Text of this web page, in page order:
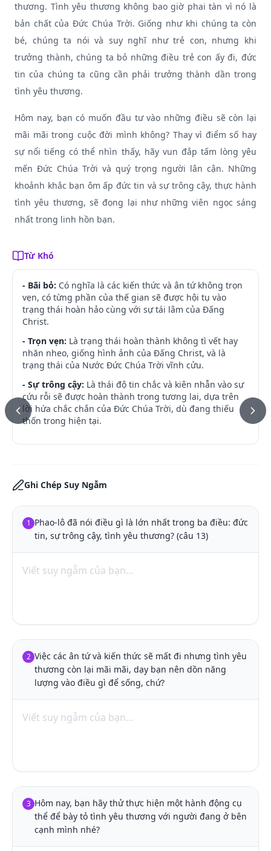
thương. Tình yêu thương không bao giờ phai tàn vì nó là
bản chất của Đức Chúa Trời. Giống như khi chúng ta còn
bé, chúng ta nói và suy nghĩ như trẻ con, nhưng khi
trưởng thành, chúng ta bỏ những điều trẻ con ấy đi, đức
tin của chúng ta cũng cần phải trưởng thành dần trong
tình yêu thương.
Hôm nay, bạn có muốn đầu tư vào những điều sẽ còn lại
mãi mãi trong cuộc đời mình không? Thay vì điểm số hay
sự nổi tiếng có thể nhìn thấy, hãy vun đắp tấm lòng yêu
mến Đức Chúa Trời và quý trọng người lân cận. Những
khoảnh khắc bạn ôm ấp đức tin và sự trông cậy, thực hành
tình yêu thương, sẽ đọng lại như những viên ngọc sáng
nhất trong linh hồn bạn.
Từ Khó
- Bãi bỏ: Có nghĩa là các kiến thức và ân tứ không trọn
vẹn, có từng phần của thế gian sẽ được hội tụ vào
trạng thái hoàn hảo cùng với sự tái lâm của Đấng
Christ.
- Trọn vẹn: Là trạng thái hoàn thành không tì vết hay
nhăn nheo, giống hình ảnh của Đấng Christ, và là
trạng thái của Nước Đức Chúa Trời vĩnh cửu.
- Sự trông cậy: Là thái độ tin chắc và kiên nhẫn vào sự
cứu rỗi sẽ được hoàn thành trong tương lai, dựa trên
lời hứa chắc chắn của Đức Chúa Trời, dù đang thiếu
thốn trong hiện tại.
Ghi Chép Suy Ngẫm
1 Phao-lô đã nói điều gì là lớn nhất trong ba điều: đức
tin, sự trông cậy, tình yêu thương? (câu 13)
2 Việc các ân tứ và kiến thức sẽ mất đi nhưng tình yêu
thương còn lại mãi mãi, dạy bạn nên dồn năng
lượng vào điều gì để sống, chứ?
3 Hôm nay, bạn hãy thử thực hiện một hành động cụ
thể để bày tỏ tình yêu thương với người đang ở bên
cạnh mình nhé?